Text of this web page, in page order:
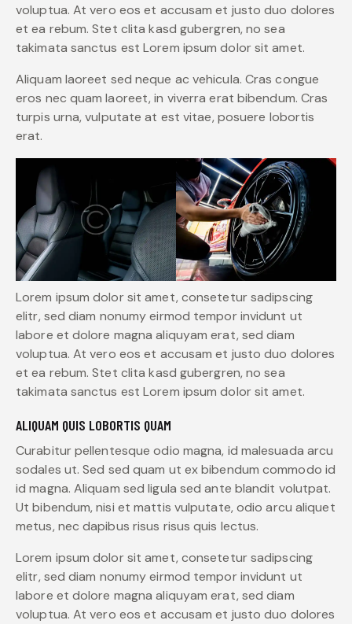
voluptua. At vero eos et accusam et justo duo dolores
et ea rebum. Stet clita kasd gubergren, no sea
takimata sanctus est Lorem ipsum dolor sit amet.
Aliquam laoreet sed neque ac vehicula. Cras congue
eros nec quam laoreet, in viverra erat bibendum. Cras
turpis urna, vulputate at est vitae, posuere lobortis
erat.
Lorem ipsum dolor sit amet, consetetur sadipscing
elitr, sed diam nonumy eirmod tempor invidunt ut
labore et dolore magna aliquyam erat, sed diam
voluptua. At vero eos et accusam et justo duo dolores
et ea rebum. Stet clita kasd gubergren, no sea
takimata sanctus est Lorem ipsum dolor sit amet.
ALIQUAM QUIS LOBORTIS QUAM
Curabitur pellentesque odio magna, id malesuada arcu
sodales ut. Sed sed quam ut ex bibendum commodo id
id magna. Aliquam sed ligula sed ante blandit volutpat.
Ut bibendum, nisi et mattis vulputate, odio arcu aliquet
metus, nec dapibus risus risus quis lectus.
Lorem ipsum dolor sit amet, consetetur sadipscing
elitr, sed diam nonumy eirmod tempor invidunt ut
labore et dolore magna aliquyam erat, sed diam
voluptua. At vero eos et accusam et justo duo dolores